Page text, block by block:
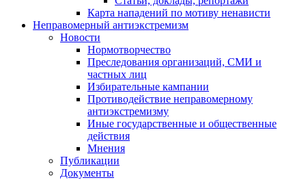
Карта нападений по мотиву ненависти
Неправомерный антиэкстремизм
Новости
Нормотворчество
Преследования организаций, СМИ и
частных лиц
Избирательные кампании
Противодействие неправомерному
антиэкстремизму
Иные государственные и общественные
действия
Мнения
Публикации
Документы